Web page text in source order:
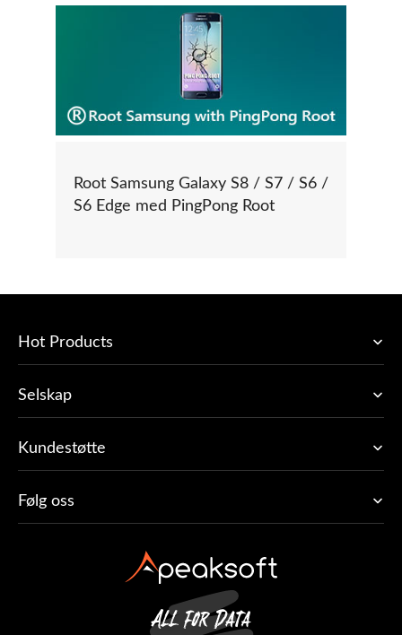
Root Samsung Galaxy S8 / S7 / S6 /
S6 Edge med PingPong Root
Hot Products
Selskap
Kundestøtte
Følg oss